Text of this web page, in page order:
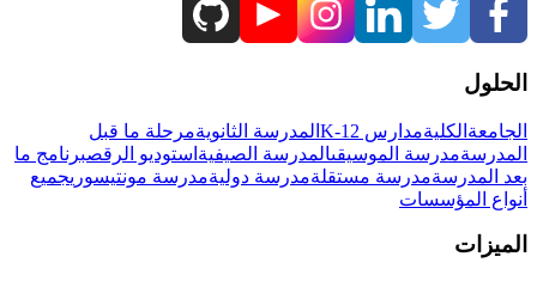
الحلول
الجامعة الكليةمدارس K-12 المدرسة الثانويةمرحلة ما قبل
المدرسةمدرسة الموسيقىالمدرسة الصيفية استوديو الرقصبرنامج ما
بعد المدرسةمدرسة مستقلةمدرسة دوليةمدرسة مونتيسوريجميع
أنواع المؤسسات
الميزات